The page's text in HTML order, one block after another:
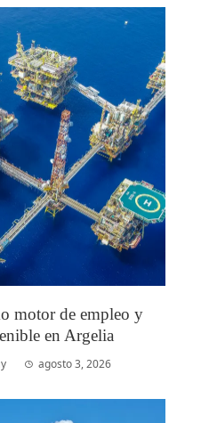
motor de empleo y
en Argelia
agosto 3, 2026